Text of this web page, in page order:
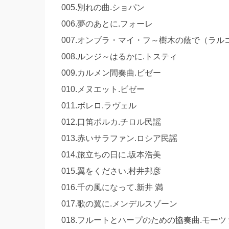
005.別れの曲.ショパン
006.夢のあとに.フォーレ
007.オンブラ・マイ・フ～樹木の蔭で（ラル
008.ルンジ～はるかに.トスティ
009.カルメン間奏曲.ビゼー
010.メヌエット.ビゼー
011.ボレロ.ラヴェル
012.口笛ポルカ.チロル民謡
013.赤いサラファン.ロシア民謡
014.旅立ちの日に.坂本浩美
015.翼をください.村井邦彦
016.千の風になって.新井 満
017.歌の翼に.メンデルスゾーン
018.フルートとハープのための協奏曲.モーツ